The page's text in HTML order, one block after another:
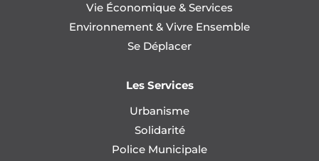
Vie Économique & Services
Environnement & Vivre Ensemble
Se Déplacer
Les Services
Urbanisme
Solidarité
Police Municipale